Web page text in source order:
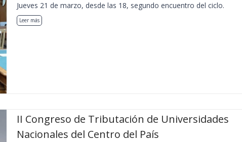
Jueves 21 de marzo, desde las 18, segundo encuentro del ciclo.
Leer más
II Congreso de Tributación de Universidades
Nacionales del Centro del País